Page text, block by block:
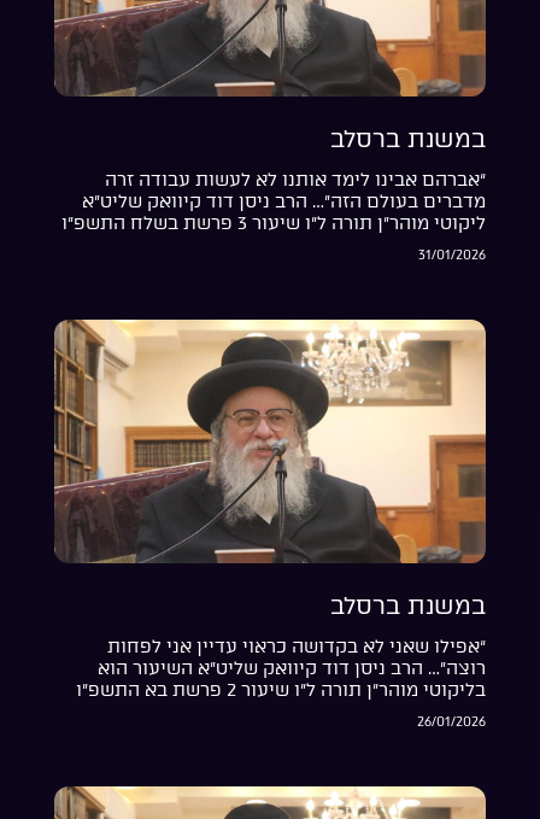
במשנת ברסלב
“אברהם אבינו לימד אותנו לא לעשות עבודה זרה
מדברים בעולם הזה”… הרב ניסן דוד קיוואק שליט”א
ליקוטי מוהר”ן תורה ל”ו שיעור 3 פרשת בשלח התשפ”ו
31/01/2026
במשנת ברסלב
“אפילו שאני לא בקדושה כראוי עדיין אני לפחות
רוצה”… הרב ניסן דוד קיוואק שליט”א השיעור הוא
בליקוטי מוהר”ן תורה ל”ו שיעור 2 פרשת בא התשפ”ו
26/01/2026